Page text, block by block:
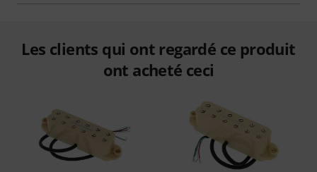
Les clients qui ont regardé ce produit
ont acheté ceci